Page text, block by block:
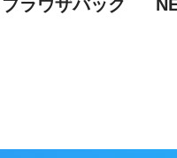
ブラウザバック